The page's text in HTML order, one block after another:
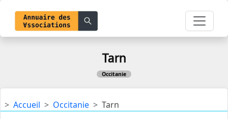
Tarn
Occitanie
Accueil Occitanie Tarn